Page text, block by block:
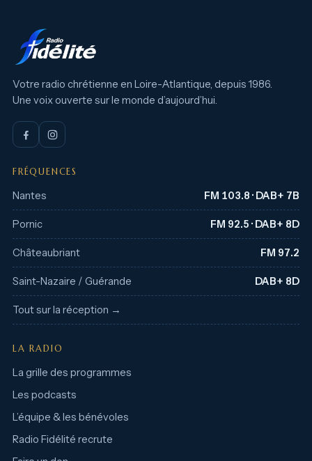
Votre radio chrétienne en Loire-Atlantique, depuis 1986.
Une voix ouverte sur le monde d’aujourd’hui.
FRÉQUENCES
Nantes FM 103.8 · DAB+ 7B
Pornic FM 92.5 · DAB+ 8D
Châteaubriant FM 97.2
Saint-Nazaire / Guérande DAB+ 8D
Tout sur la réception →
LA RADIO
La grille des programmes
Les podcasts
L’équipe & les bénévoles
Radio Fidélité recrute